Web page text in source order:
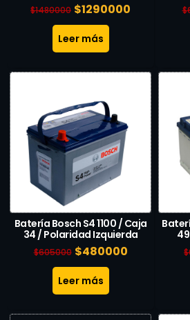
$1480000 $1290000
Leer más
$
Batería Bosch S4 1100 / Caja
34 / Polaridad Izquierda
$605000 $480000
Leer más
$